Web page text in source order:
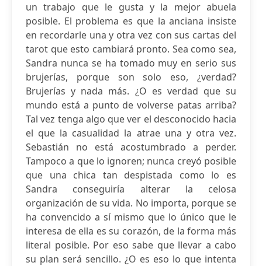
un trabajo que le gusta y la mejor abuela
posible. El problema es que la anciana insiste
en recordarle una y otra vez con sus cartas del
tarot que esto cambiará pronto. Sea como sea,
Sandra nunca se ha tomado muy en serio sus
brujerías, porque son solo eso, ¿verdad?
Brujerías y nada más. ¿O es verdad que su
mundo está a punto de volverse patas arriba?
Tal vez tenga algo que ver el desconocido hacia
el que la casualidad la atrae una y otra vez.
Sebastián no está acostumbrado a perder.
Tampoco a que lo ignoren; nunca creyó posible
que una chica tan despistada como lo es
Sandra conseguiría alterar la celosa
organización de su vida. No importa, porque se
ha convencido a sí mismo que lo único que le
interesa de ella es su corazón, de la forma más
literal posible. Por eso sabe que llevar a cabo
su plan será sencillo. ¿O es eso lo que intenta